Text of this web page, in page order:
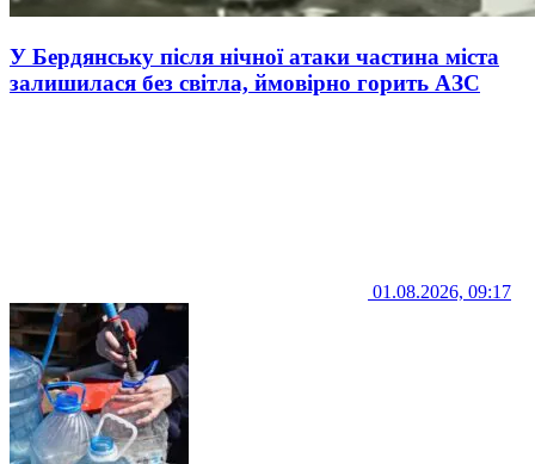
У Бердянську після нічної атаки частина міста
залишилася без світла, ймовірно горить АЗС
01.08.2026, 09:17